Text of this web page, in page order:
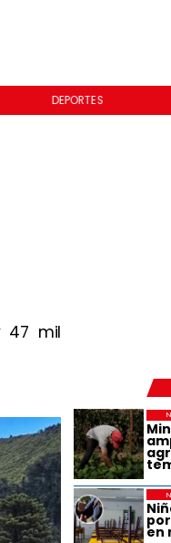
DEPORTES
47 mil
en